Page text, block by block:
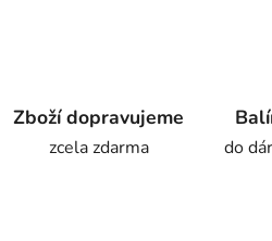
Zboží dopravujeme
zcela zdarma
do